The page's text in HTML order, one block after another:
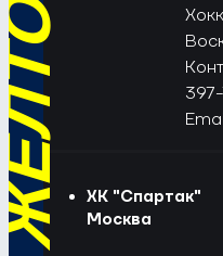
ХК "Спартак"
Москва